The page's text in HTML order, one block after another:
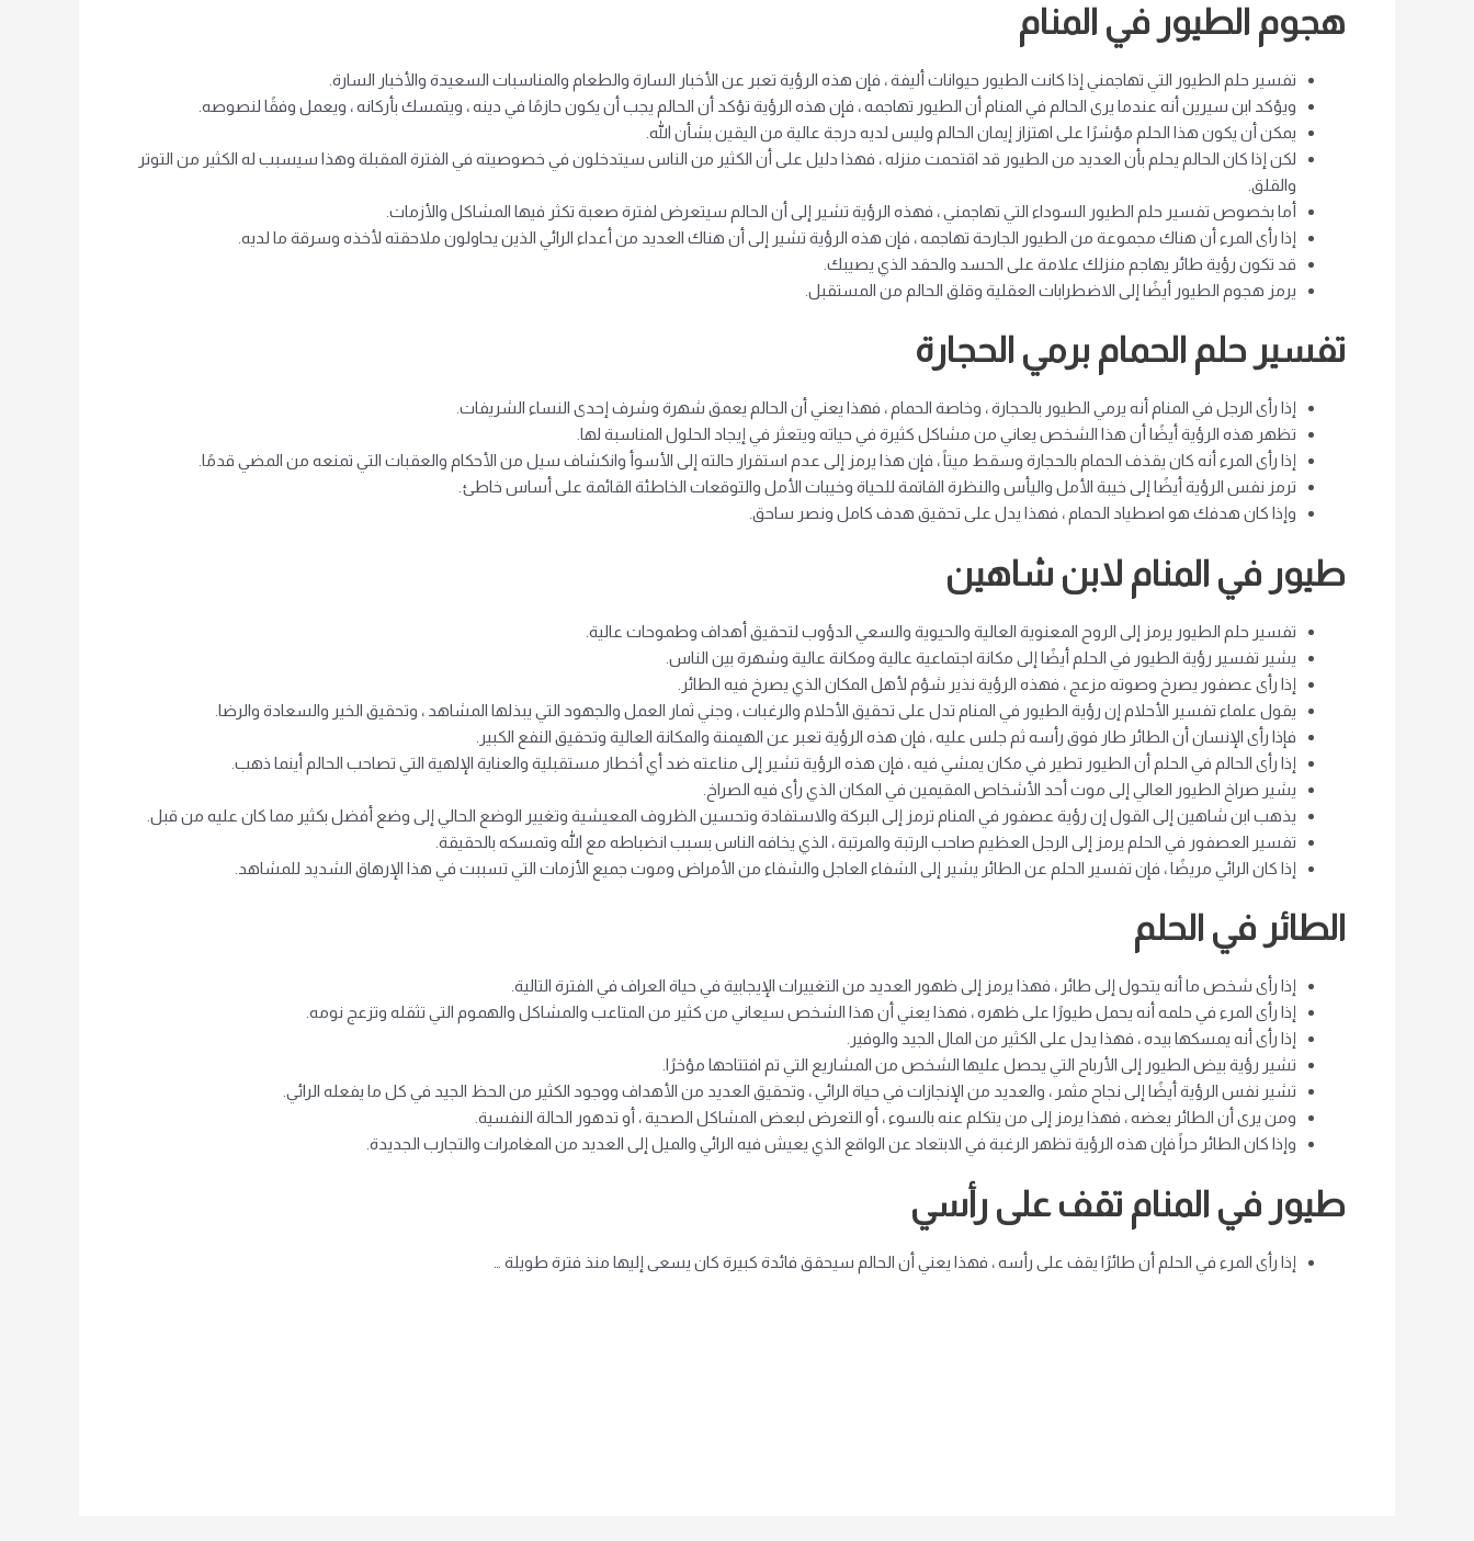
هجوم الطيور في المنام
تفسير حلم الطيور التي تهاجمني إذا كانت الطيور حيوانات أليفة ، فإن هذه الرؤية تعبر عن الأخبار السارة والطعام والمناسبات السعيدة والأخبار السارة.
ويؤكد ابن سيرين أنه عندما يرى الحالم في المنام أن الطيور تهاجمه ، فإن هذه الرؤية تؤكد أن الحالم يجب أن يكون حازمًا في دينه ، ويتمسك بأركانه ، ويعمل وفقًا لنصوصه.
يمكن أن يكون هذا الحلم مؤشرًا على اهتزاز إيمان الحالم وليس لديه درجة عالية من اليقين بشأن الله.
لكن إذا كان الحالم يحلم بأن العديد من الطيور قد اقتحمت منزله ، فهذا دليل على أن الكثير من الناس سيتدخلون في خصوصيته في الفترة المقبلة وهذا سيسبب له الكثير من التوتر
والقلق.
أما بخصوص تفسير حلم الطيور السوداء التي تهاجمني ، فهذه الرؤية تشير إلى أن الحالم سيتعرض لفترة صعبة تكثر فيها المشاكل والأزمات.
إذا رأى المرء أن هناك مجموعة من الطيور الجارحة تهاجمه ، فإن هذه الرؤية تشير إلى أن هناك العديد من أعداء الرائي الذين يحاولون ملاحقته لأخذه وسرقة ما لديه.
قد تكون رؤية طائر يهاجم منزلك علامة على الحسد والحقد الذي يصيبك.
يرمز هجوم الطيور أيضًا إلى الاضطرابات العقلية وقلق الحالم من المستقبل.
تفسير حلم الحمام برمي الحجارة
إذا رأى الرجل في المنام أنه يرمي الطيور بالحجارة ، وخاصة الحمام ، فهذا يعني أن الحالم يعمق شهرة وشرف إحدى النساء الشريفات.
تظهر هذه الرؤية أيضًا أن هذا الشخص يعاني من مشاكل كثيرة في حياته ويتعثر في إيجاد الحلول المناسبة لها.
إذا رأى المرء أنه كان يقذف الحمام بالحجارة وسقط ميتاً ، فإن هذا يرمز إلى عدم استقرار حالته إلى الأسوأ وانكشاف سيل من الأحكام والعقبات التي تمنعه ​​من المضي قدمًا.
ترمز نفس الرؤية أيضًا إلى خيبة الأمل واليأس والنظرة القاتمة للحياة وخيبات الأمل والتوقعات الخاطئة القائمة على أساس خاطئ.
وإذا كان هدفك هو اصطياد الحمام ، فهذا يدل على تحقيق هدف كامل ونصر ساحق.
طيور في المنام لابن شاهين
تفسير حلم الطيور يرمز إلى الروح المعنوية العالية والحيوية والسعي الدؤوب لتحقيق أهداف وطموحات عالية.
يشير تفسير رؤية الطيور في الحلم أيضًا إلى مكانة اجتماعية عالية ومكانة عالية وشهرة بين الناس.
إذا رأى عصفور يصرخ وصوته مزعج ، فهذه الرؤية نذير شؤم لأهل المكان الذي يصرخ فيه الطائر.
يقول علماء تفسير الأحلام إن رؤية الطيور في المنام تدل على تحقيق الأحلام والرغبات ، وجني ثمار العمل والجهود التي يبذلها المشاهد ، وتحقيق الخير والسعادة والرضا.
فإذا رأى الإنسان أن الطائر طار فوق رأسه ثم جلس عليه ، فإن هذه الرؤية تعبر عن الهيمنة والمكانة العالية وتحقيق النفع الكبير.
إذا رأى الحالم في الحلم أن الطيور تطير في مكان يمشي فيه ، فإن هذه الرؤية تشير إلى مناعته ضد أي أخطار مستقبلية والعناية الإلهية التي تصاحب الحالم أينما ذهب.
يشير صراخ الطيور العالي إلى موت أحد الأشخاص المقيمين في المكان الذي رأى فيه الصراخ.
يذهب ابن شاهين إلى القول إن رؤية عصفور في المنام ترمز إلى البركة والاستفادة وتحسين الظروف المعيشية وتغيير الوضع الحالي إلى وضع أفضل بكثير مما كان عليه من قبل.
تفسير العصفور في الحلم يرمز إلى الرجل العظيم صاحب الرتبة والمرتبة ، الذي يخافه الناس بسبب انضباطه مع الله وتمسكه بالحقيقة.
إذا كان الرائي مريضًا ، فإن تفسير الحلم عن الطائر يشير إلى الشفاء العاجل والشفاء من الأمراض وموت جميع الأزمات التي تسببت في هذا الإرهاق الشديد للمشاهد.
الطائر في الحلم
إذا رأى شخص ما أنه يتحول إلى طائر ، فهذا يرمز إلى ظهور العديد من التغييرات الإيجابية في حياة العراف في الفترة التالية.
إذا رأى المرء في حلمه أنه يحمل طيورًا على ظهره ، فهذا يعني أن هذا الشخص سيعاني من كثير من المتاعب والمشاكل والهموم التي تثقله وتزعج نومه.
إذا رأى أنه يمسكها بيده ، فهذا يدل على الكثير من المال الجيد والوفير.
تشير رؤية بيض الطيور إلى الأرباح التي يحصل عليها الشخص من المشاريع التي تم افتتاحها مؤخرًا.
تشير نفس الرؤية أيضًا إلى نجاح مثمر ، والعديد من الإنجازات في حياة الرائي ، وتحقيق العديد من الأهداف ووجود الكثير من الحظ الجيد في كل ما يفعله الرائي.
ومن يرى أن الطائر يعضه ، فهذا يرمز إلى من يتكلم عنه بالسوء ، أو التعرض لبعض المشاكل الصحية ، أو تدهور الحالة النفسية.
وإذا كان الطائر حراً فإن هذه الرؤية تظهر الرغبة في الابتعاد عن الواقع الذي يعيش فيه الرائي والميل إلى العديد من المغامرات والتجارب الجديدة.
طيور في المنام تقف على رأسي
إذا رأى المرء في الحلم أن طائرًا يقف على رأسه ، فهذا يعني أن الحالم سيحقق فائدة كبيرة كان يسعى إليها منذ فترة طويلة …